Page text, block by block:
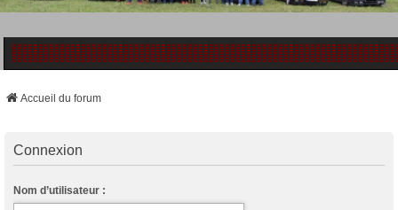
Accueil du forum
Connexion
Nom d’utilisateur :